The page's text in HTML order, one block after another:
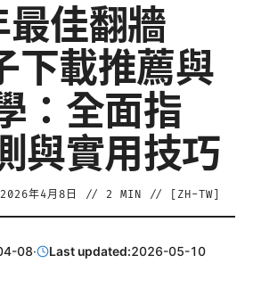
佳翻牆
下載推薦與
：全面指
與實用技巧
2026年4月8日 // 2 MIN // [ ZH-TW
08· Last updated:2026-05-10